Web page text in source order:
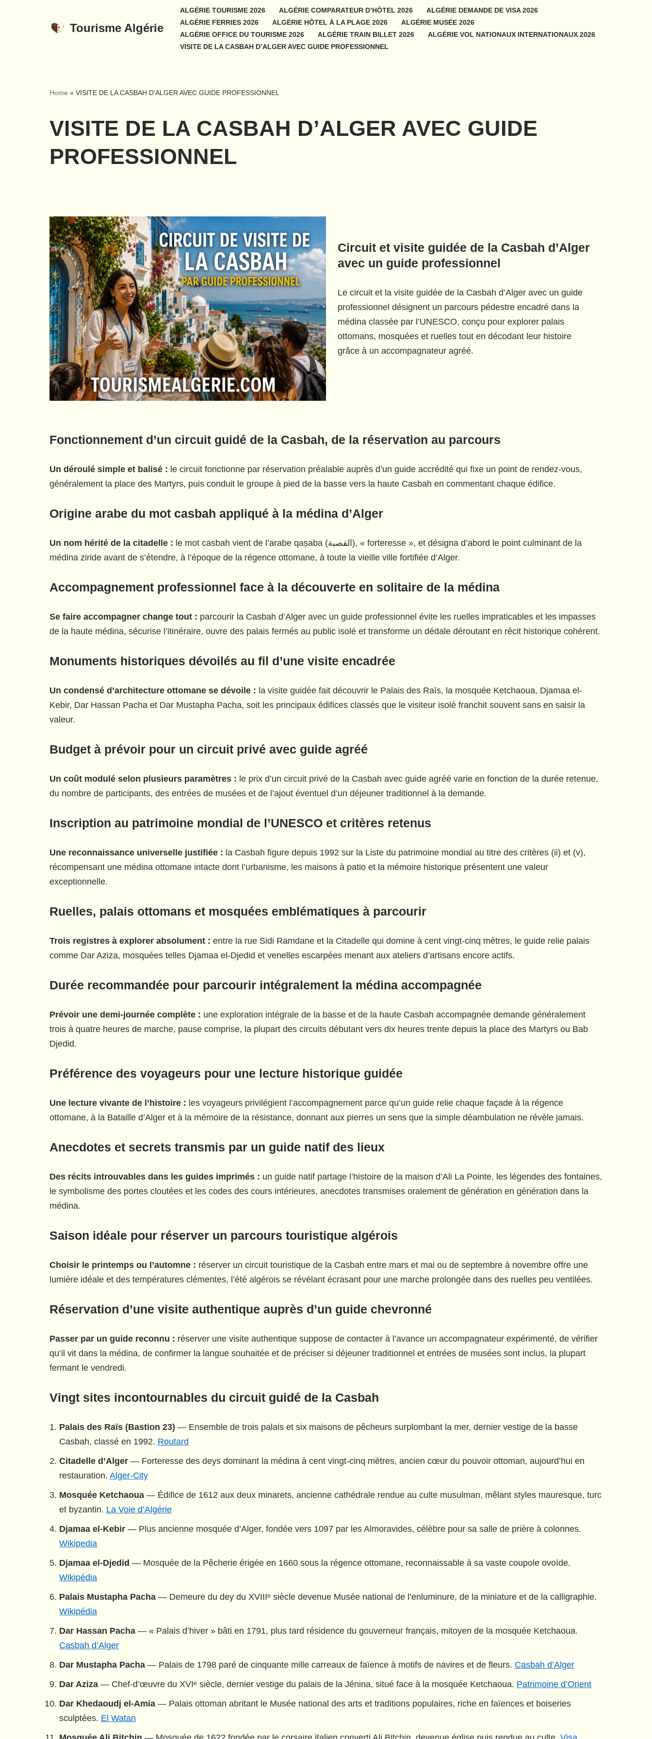
Tourisme Algérie
ALGÉRIE TOURISME 2026 ALGÉRIE COMPARATEUR D’HÔTEL 2026
ALGÉRIE DEMANDE DE VISA 2026
ALGÉRIE FERRIES 2026
ALGÉRIE HÔTEL À LA PLAGE 2026
ALGÉRIE MUSÉE 2026
ALGÉRIE OFFICE DU TOURISME 2026
ALGÉRIE TRAIN BILLET 2026
ALGÉRIE VOL NATIONAUX INTERNATIONAUX 2026
VISITE DE LA CASBAH D’ALGER AVEC GUIDE PROFESSIONNEL
Home » VISITE DE LA CASBAH D’ALGER AVEC GUIDE PROFESSIONNEL
VISITE DE LA CASBAH D’ALGER AVEC GUIDE
PROFESSIONNEL
Circuit et visite guidée de la Casbah d’Alger
avec un guide professionnel
Le circuit et la visite guidée de la Casbah d’Alger avec un guide
professionnel désignent un parcours pédestre encadré dans la
médina classée par l’UNESCO, conçu pour explorer palais
ottomans, mosquées et ruelles tout en décodant leur histoire
grâce à un accompagnateur agréé.
Fonctionnement d’un circuit guidé de la Casbah, de la réservation au parcours
Un déroulé simple et balisé : le circuit fonctionne par réservation préalable auprès d’un guide accrédité qui fixe un point de rendez-vous,
généralement la place des Martyrs, puis conduit le groupe à pied de la basse vers la haute Casbah en commentant chaque édifice.
Origine arabe du mot casbah appliqué à la médina d’Alger
Un nom hérité de la citadelle : le mot casbah vient de l’arabe qaṣaba (القصبة), « forteresse », et désigna d’abord le point culminant de la
médina ziride avant de s’étendre, à l’époque de la régence ottomane, à toute la vieille ville fortifiée d’Alger.
Accompagnement professionnel face à la découverte en solitaire de la médina
Se faire accompagner change tout : parcourir la Casbah d’Alger avec un guide professionnel évite les ruelles impraticables et les impasses
de la haute médina, sécurise l’itinéraire, ouvre des palais fermés au public isolé et transforme un dédale déroutant en récit historique cohérent.
Monuments historiques dévoilés au fil d’une visite encadrée
Un condensé d’architecture ottomane se dévoile : la visite guidée fait découvrir le Palais des Raïs, la mosquée Ketchaoua, Djamaa el-
Kebir, Dar Hassan Pacha et Dar Mustapha Pacha, soit les principaux édifices classés que le visiteur isolé franchit souvent sans en saisir la
valeur.
Budget à prévoir pour un circuit privé avec guide agréé
Un coût modulé selon plusieurs paramètres : le prix d’un circuit privé de la Casbah avec guide agréé varie en fonction de la durée retenue,
du nombre de participants, des entrées de musées et de l’ajout éventuel d’un déjeuner traditionnel à la demande.
Inscription au patrimoine mondial de l’UNESCO et critères retenus
Une reconnaissance universelle justifiée : la Casbah figure depuis 1992 sur la Liste du patrimoine mondial au titre des critères (ii) et (v),
récompensant une médina ottomane intacte dont l’urbanisme, les maisons à patio et la mémoire historique présentent une valeur
exceptionnelle.
Ruelles, palais ottomans et mosquées emblématiques à parcourir
Trois registres à explorer absolument : entre la rue Sidi Ramdane et la Citadelle qui domine à cent vingt-cinq mètres, le guide relie palais
comme Dar Aziza, mosquées telles Djamaa el-Djedid et venelles escarpées menant aux ateliers d’artisans encore actifs.
Durée recommandée pour parcourir intégralement la médina accompagnée
Prévoir une demi-journée complète : une exploration intégrale de la basse et de la haute Casbah accompagnée demande généralement
trois à quatre heures de marche, pause comprise, la plupart des circuits débutant vers dix heures trente depuis la place des Martyrs ou Bab
Djedid.
Préférence des voyageurs pour une lecture historique guidée
Une lecture vivante de l’histoire : les voyageurs privilégient l’accompagnement parce qu’un guide relie chaque façade à la régence
ottomane, à la Bataille d’Alger et à la mémoire de la résistance, donnant aux pierres un sens que la simple déambulation ne révèle jamais.
Anecdotes et secrets transmis par un guide natif des lieux
Des récits introuvables dans les guides imprimés : un guide natif partage l’histoire de la maison d’Ali La Pointe, les légendes des fontaines,
le symbolisme des portes cloutées et les codes des cours intérieures, anecdotes transmises oralement de génération en génération dans la
médina.
Saison idéale pour réserver un parcours touristique algérois
Choisir le printemps ou l’automne : réserver un circuit touristique de la Casbah entre mars et mai ou de septembre à novembre offre une
lumière idéale et des températures clémentes, l’été algérois se révélant écrasant pour une marche prolongée dans des ruelles peu ventilées.
Réservation d’une visite authentique auprès d’un guide chevronné
Passer par un guide reconnu : réserver une visite authentique suppose de contacter à l’avance un accompagnateur expérimenté, de vérifier
qu’il vit dans la médina, de confirmer la langue souhaitée et de préciser si déjeuner traditionnel et entrées de musées sont inclus, la plupart
fermant le vendredi.
Vingt sites incontournables du circuit guidé de la Casbah
Palais des Raïs (Bastion 23) — Ensemble de trois palais et six maisons de pêcheurs surplombant la mer, dernier vestige de la basse
Casbah, classé en 1992. Routard
Citadelle d’Alger — Forteresse des deys dominant la médina à cent vingt-cinq mètres, ancien cœur du pouvoir ottoman, aujourd’hui en
restauration. Alger-City
Mosquée Ketchaoua — Édifice de 1612 aux deux minarets, ancienne cathédrale rendue au culte musulman, mêlant styles mauresque, turc
et byzantin. La Voie d’Algérie
Djamaa el-Kebir — Plus ancienne mosquée d’Alger, fondée vers 1097 par les Almoravides, célèbre pour sa salle de prière à colonnes.
Wikipedia
Djamaa el-Djedid — Mosquée de la Pêcherie érigée en 1660 sous la régence ottomane, reconnaissable à sa vaste coupole ovoïde.
Wikipédia
Palais Mustapha Pacha — Demeure du dey du XVIIIᵉ siècle devenue Musée national de l’enluminure, de la miniature et de la calligraphie.
Wikipédia
Dar Hassan Pacha — « Palais d’hiver » bâti en 1791, plus tard résidence du gouverneur français, mitoyen de la mosquée Ketchaoua.
Casbah d’Alger
Dar Mustapha Pacha — Palais de 1798 paré de cinquante mille carreaux de faïence à motifs de navires et de fleurs. Casbah d’Alger
Dar Aziza — Chef-d’œuvre du XVIᵉ siècle, dernier vestige du palais de la Jénina, situé face à la mosquée Ketchaoua. Patrimoine d’Orient
Dar Khedaoudj el-Amia — Palais ottoman abritant le Musée national des arts et traditions populaires, riche en faïences et boiseries
sculptées. El Watan